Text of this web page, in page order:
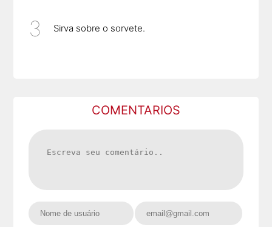
Sirva sobre o sorvete.
COMENTARIOS